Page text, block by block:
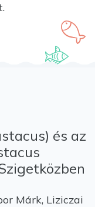
és az
Márk, Liziczai